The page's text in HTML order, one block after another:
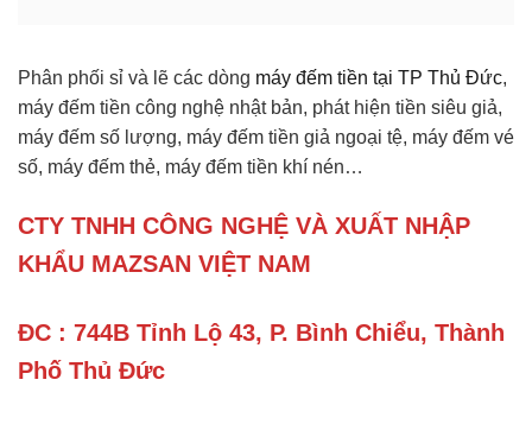
Phân phối sỉ và lẽ các dòng máy đếm tiền tại TP Thủ Đức,
máy đếm tiền công nghệ nhật bản, phát hiện tiền siêu giả,
máy đếm số lượng, máy đếm tiền giả ngoại tệ, máy đếm vé
số, máy đếm thẻ, máy đếm tiền khí nén…
CTY TNHH CÔNG NGHỆ VÀ XUẤT NHẬP
KHẨU MAZSAN VIỆT NAM
ĐC : 744B Tỉnh Lộ 43, P. Bình Chiểu, Thành
Phố Thủ Đức